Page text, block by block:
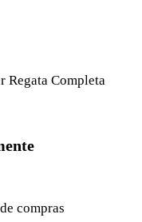
Regata Completa
compras